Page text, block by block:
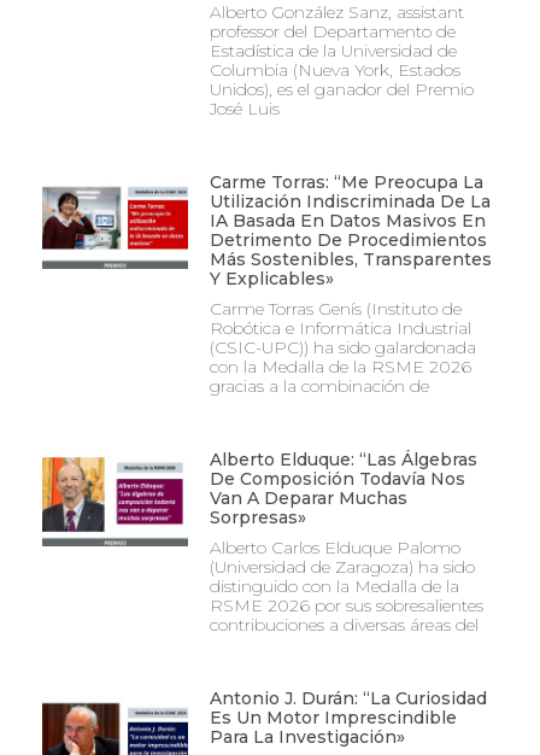
Alberto González Sanz, assistant
professor del Departamento de
Estadística de la Universidad de
Columbia (Nueva York, Estados
Unidos), es el ganador del Premio
José Luis
Carme Torras: “Me Preocupa La
Utilización Indiscriminada De La
IA Basada En Datos Masivos En
Detrimento De Procedimientos
Más Sostenibles, Transparentes
Y Explicables»
Carme Torras Genís (Instituto de
Robótica e Informática Industrial
(CSIC-UPC)) ha sido galardonada
con la Medalla de la RSME 2026
gracias a la combinación de
Alberto Elduque: “Las Álgebras
De Composición Todavía Nos
Van A Deparar Muchas
Sorpresas»
Alberto Carlos Elduque Palomo
(Universidad de Zaragoza) ha sido
distinguido con la Medalla de la
RSME 2026 por sus sobresalientes
contribuciones a diversas áreas del
Antonio J. Durán: “La Curiosidad
Es Un Motor Imprescindible
Para La Investigación»